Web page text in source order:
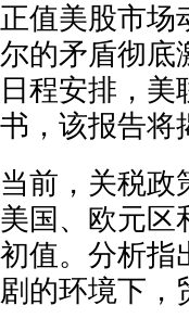
正值美股市场
尔的矛盾彻底
日程安排，
书，该报告将
当前，关税政
美国、欧元区
初值。分析指
剧的环境下，